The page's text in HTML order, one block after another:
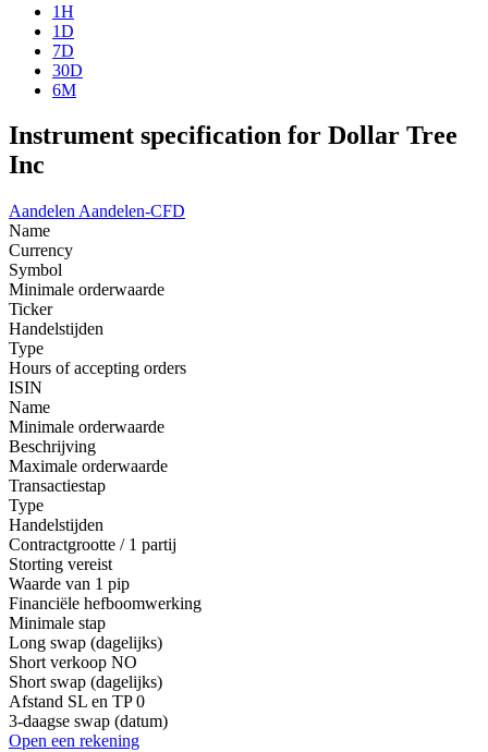
1H
1D
7D
30D
6M
Instrument specification for Dollar Tree
Inc
Aandelen Aandelen-CFD
Name
Currency
Symbol
Minimale orderwaarde
Ticker
Handelstijden
Type
Hours of accepting orders
ISIN
Name
Minimale orderwaarde
Beschrijving
Maximale orderwaarde
Transactiestap
Type
Handelstijden
Contractgrootte / 1 partij
Storting vereist
Waarde van 1 pip
Financiële hefboomwerking
Minimale stap
Long swap (dagelijks)
Short verkoop NO
Short swap (dagelijks)
Afstand SL en TP 0
3-daagse swap (datum)
Open een rekening